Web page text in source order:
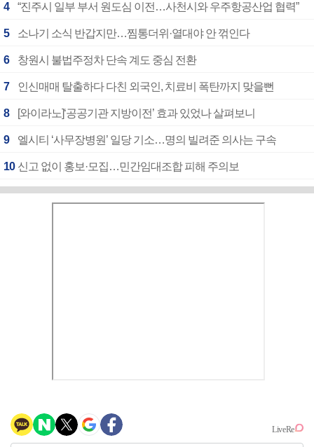
4 “진주시 일부 부서 원도심 이전…사천시와 우주항공산업 협력”
5 소나기 소식 반갑지만…찜통더위·열대야 안 꺾인다
6 창원시 불법주정차 단속 계도 중심 전환
7 인신매매 탈출하다 다친 외국인, 치료비 폭탄까지 맞을뻔
8 [와이라노]‘공공기관 지방이전’ 효과 있었나 살펴보니
9 엘시티 ‘사무장병원’ 일당 기소…명의 빌려준 의사는 구속
10 신고 없이 홍보·모집…민간임대조합 피해 주의보